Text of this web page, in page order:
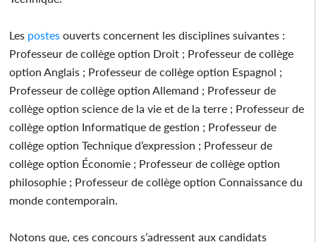
Les postes ouverts concernent les disciplines suivantes :
Professeur de collège option Droit ; Professeur de collège
option Anglais ; Professeur de collège option Espagnol ;
Professeur de collège option Allemand ; Professeur de
collège option science de la vie et de la terre ; Professeur de
collège option Informatique de gestion ; Professeur de
collège option Technique d’expression ; Professeur de
collège option Économie ; Professeur de collège option
philosophie ; Professeur de collège option Connaissance du
monde contemporain.
Notons que, ces concours s’adressent aux candidats